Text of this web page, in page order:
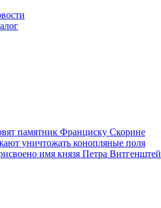
памятник Франциску Скорине
уничтожать конопляные поля
имя князя Петра